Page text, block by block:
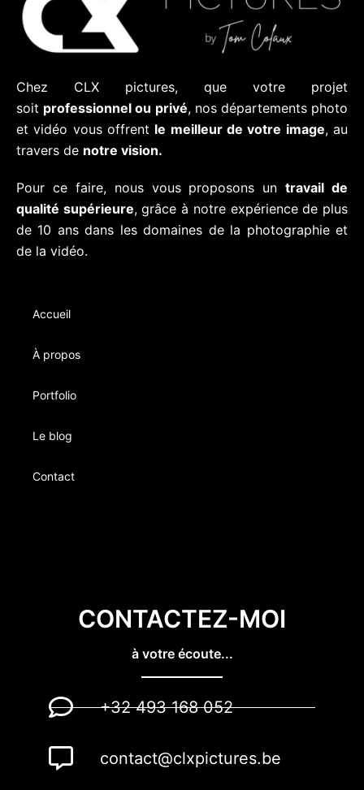
Chez CLX pictures, que votre projet
soit professionnel ou privé, nos départements photo
et vidéo vous offrent le meilleur de votre image, au
travers de notre vision.
Pour ce faire, nous vous proposons untravail de
qualité supérieure, grâce à notre expérience de plus
de 10 ans dans les domaines de la photographie et
de la vidéo.
Accueil
À propos
Portfolio
Le blog
Contact
CONTACTEZ-MOI
à votre écoute...
+32 493 168 052
contact@clxpictures.be